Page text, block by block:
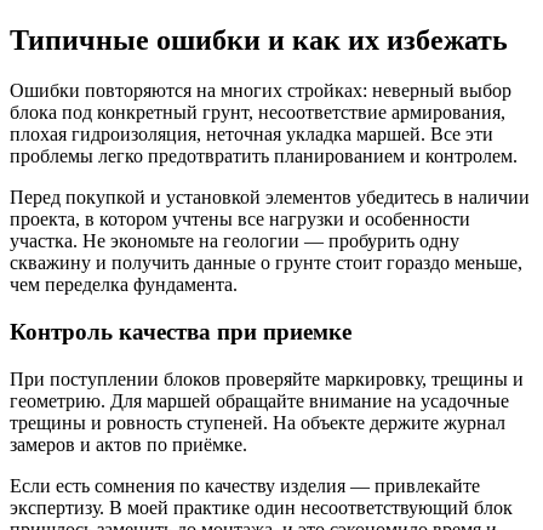
Типичные ошибки и как их избежать
Ошибки повторяются на многих стройках: неверный выбор
блока под конкретный грунт, несоответствие армирования,
плохая гидроизоляция, неточная укладка маршей. Все эти
проблемы легко предотвратить планированием и контролем.
Перед покупкой и установкой элементов убедитесь в наличии
проекта, в котором учтены все нагрузки и особенности
участка. Не экономьте на геологии — пробурить одну
скважину и получить данные о грунте стоит гораздо меньше,
чем переделка фундамента.
Контроль качества при приемке
При поступлении блоков проверяйте маркировку, трещины и
геометрию. Для маршей обращайте внимание на усадочные
трещины и ровность ступеней. На объекте держите журнал
замеров и актов по приёмке.
Если есть сомнения по качеству изделия — привлекайте
экспертизу. В моей практике один несоответствующий блок